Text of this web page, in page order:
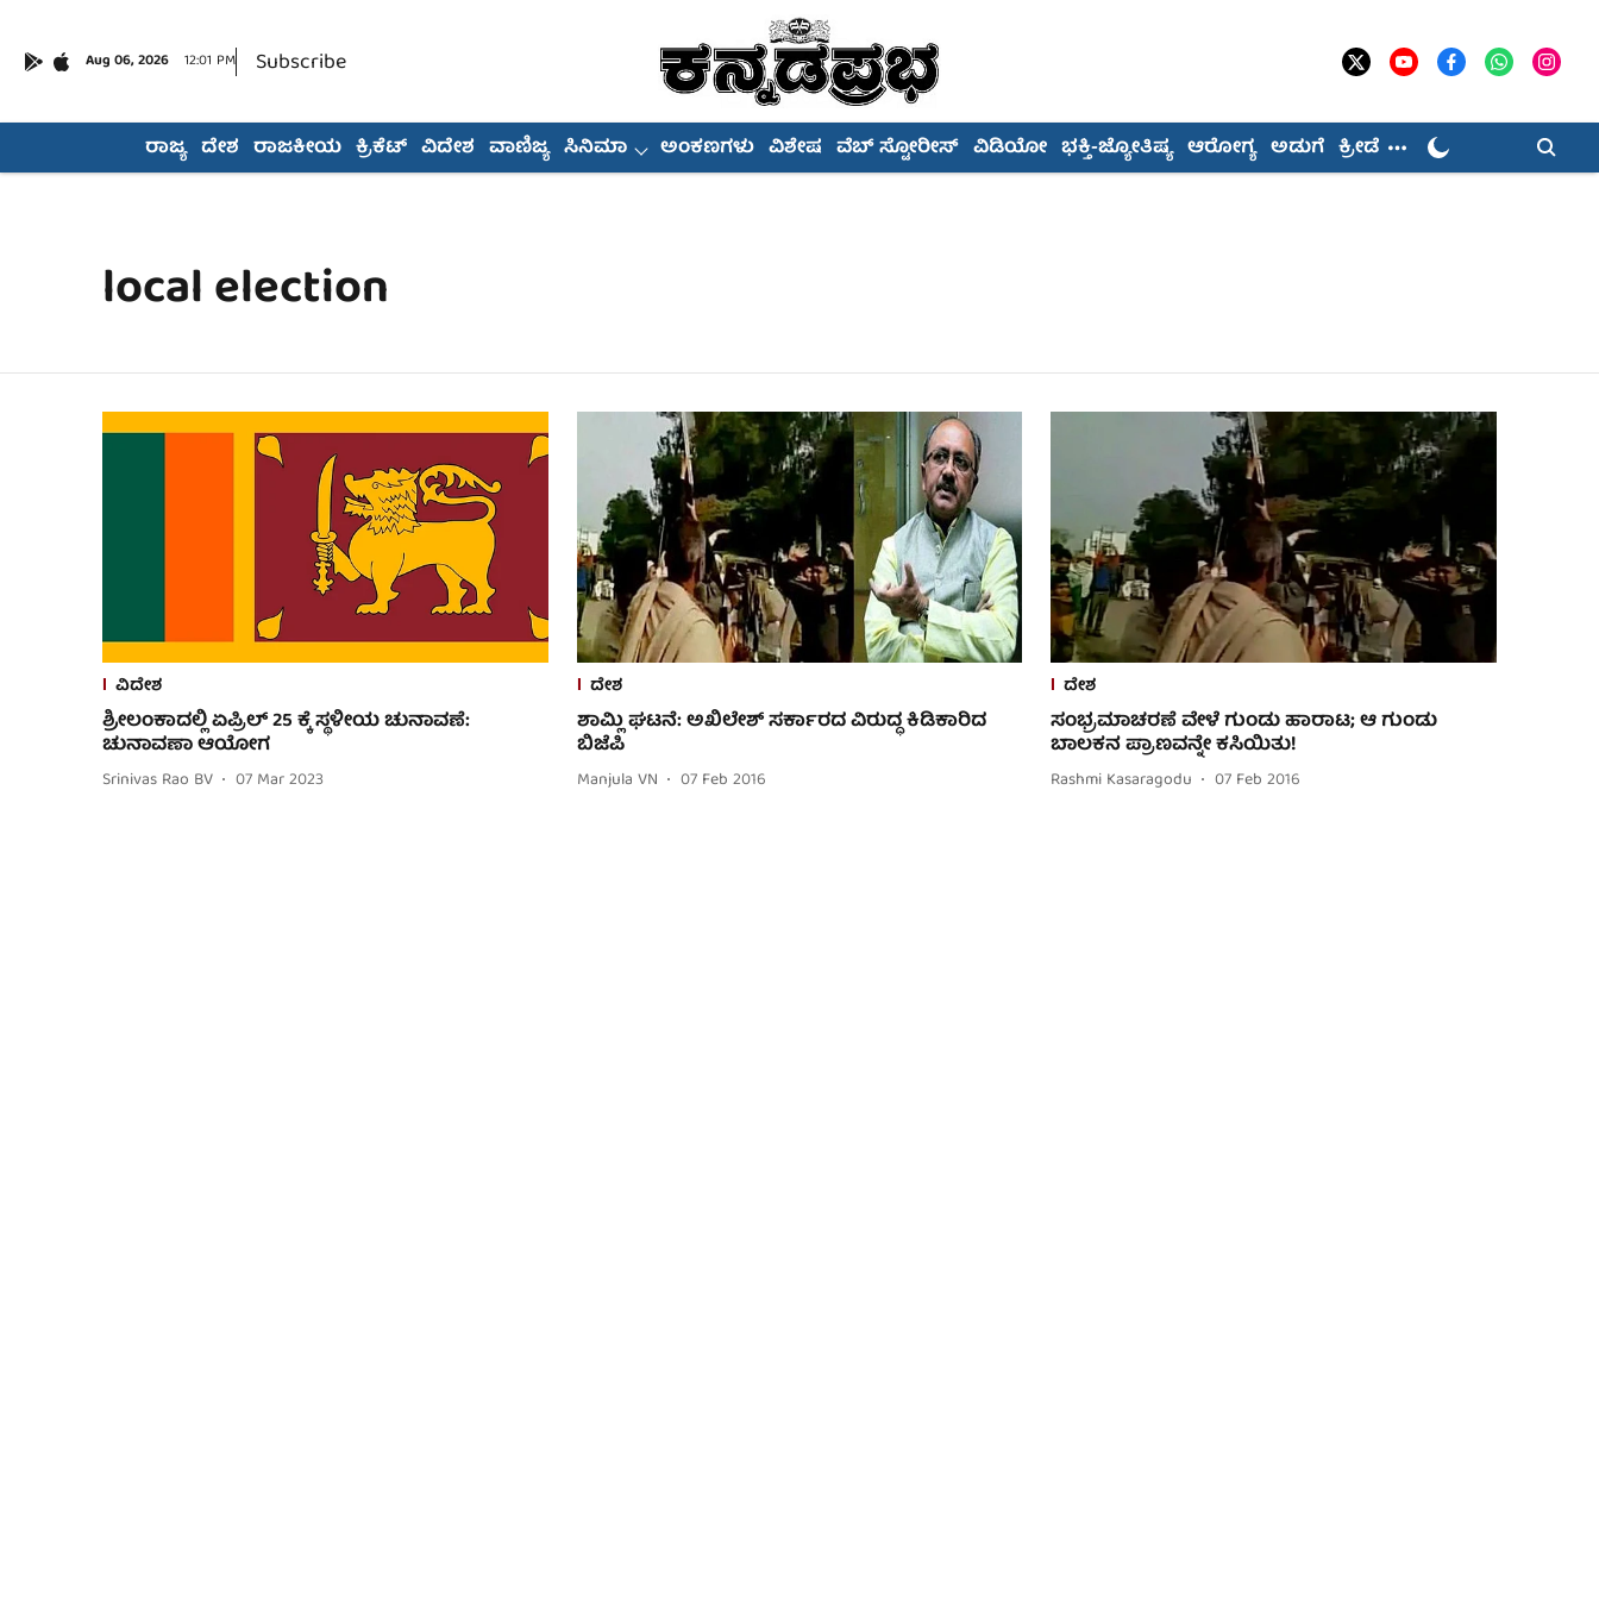
Aug 06, 2026 12:01 PM Subscribe
ರಾಜ್ಯ ದೇಶ ರಾಜಕೀಯ ಕ್ರಿಕೆಟ್ ವಿದೇಶ ವಾಣಿಜ್ಯ ಸಿನಿಮಾ ಅಂಕಣಗಳು ವಿಶೇಷ ವೆಬ್ ಸ್ಟೋರೀಸ್ ವಿಡಿಯೋ ಭಕ್ತಿ-ಜ್ಯೋತಿಷ್ಯ ಆರೋಗ್ಯ ಅಡುಗೆ ಕ್ರೀಡೆ
local election
ವಿದೇಶ
ಶ್ರೀಲಂಕಾದಲ್ಲಿ ಏಪ್ರಿಲ್ 25 ಕ್ಕೆ ಸ್ಥಳೀಯ ಚುನಾವಣೆ:
ಚುನಾವಣಾ ಆಯೋಗ
Srinivas Rao BV 07 Mar 2023
ದೇಶ
ಶಾಮ್ಲಿ ಘಟನೆ: ಅಖಿಲೇಶ್ ಸರ್ಕಾರದ ವಿರುದ್ಧ ಕಿಡಿಕಾರಿದ
ಬಿಜೆಪಿ
Manjula VN 07 Feb 2016
ದೇಶ
ಸಂಭ್ರಮಾಚರಣೆ ವೇಳೆ ಗುಂಡು ಹಾರಾಟ; ಆ ಗುಂಡು
ಬಾಲಕನ ಪ್ರಾಣವನ್ನೇ ಕಸಿಯಿತು!
Rashmi Kasaragodu 07 Feb 2016